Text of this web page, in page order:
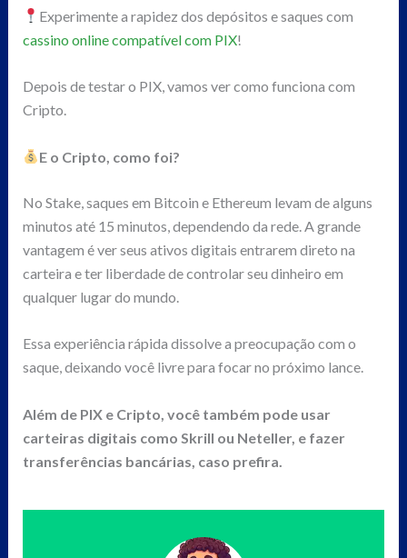
Experimente a rapidez dos depósitos e saques com
cassino online compatível com PIX!
Depois de testar o PIX, vamos ver como funciona com
Cripto.
E o Cripto, como foi?
No Stake, saques em Bitcoin e Ethereum levam de alguns
minutos até 15 minutos, dependendo da rede. A grande
vantagem é ver seus ativos digitais entrarem direto na
carteira e ter liberdade de controlar seu dinheiro em
qualquer lugar do mundo.
Essa experiência rápida dissolve a preocupação com o
saque, deixando você livre para focar no próximo lance.
Além de PIX e Cripto, você também pode usar
carteiras digitais como Skrill ou Neteller, e fazer
transferências bancárias, caso prefira.